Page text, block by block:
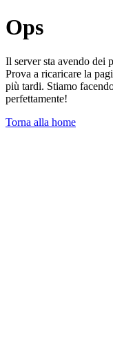
Ops
Il server sta avendo dei
Prova a ricaricare la
più tardi. Stiamo
perfettamente!
Torna alla home